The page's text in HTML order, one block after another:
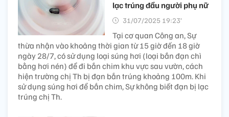
lạc trúng đầu người phụ nữ
31/07/2025 19:23’
Tại cơ quan Công an, Sự
thừa nhận vào khoảng thời gian từ 15 giờ đến 18 giờ
ngày 28/7, có sử dụng loại súng hơi (loại bắn đạn chì
bằng hơi nén) để đi bắn chim khu vực sau vườn, cách
hiện trường chị Th bị đạn bắn trúng khoảng 100m. Khi
sử dụng súng hơi để bắn chim, Sự không biết đạn bị lạc
trúng chị Th.